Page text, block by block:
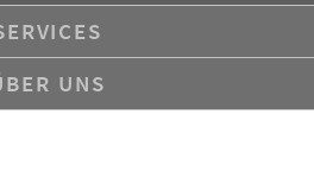
UNS